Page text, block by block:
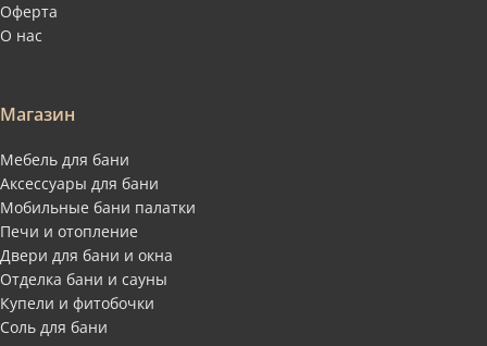
Оферта
О нас
Магазин
Мебель для бани
Аксессуары для бани
Мобильные бани палатки
Печи и отопление
Двери для бани и окна
Отделка бани и сауны
Купели и фитобочки
Соль для бани